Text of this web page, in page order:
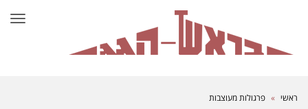
ראשי » פרגולות מעוצבות